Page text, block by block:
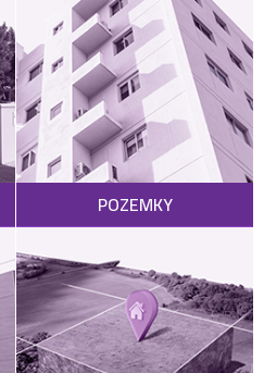
POZEMKY